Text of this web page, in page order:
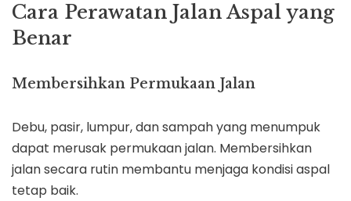
Cara Perawatan Jalan Aspal yang
Benar
Membersihkan Permukaan Jalan
Debu, pasir, lumpur, dan sampah yang menumpuk
dapat merusak permukaan jalan. Membersihkan
jalan secara rutin membantu menjaga kondisi aspal
tetap baik.